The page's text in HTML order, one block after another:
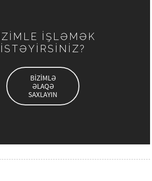
İŞLƏMƏK
İSTƏYİRSİNİZ?
BİZİMLƏ
ƏLAQƏ
SAXLAYIN